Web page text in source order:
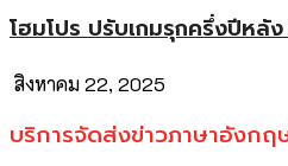
โฮมโปร ปรับเกมรุกครึ่งปีหลัง
สิงหาคม 22, 2025
บริการจัดส่งข่าวภาษาอังกฤ